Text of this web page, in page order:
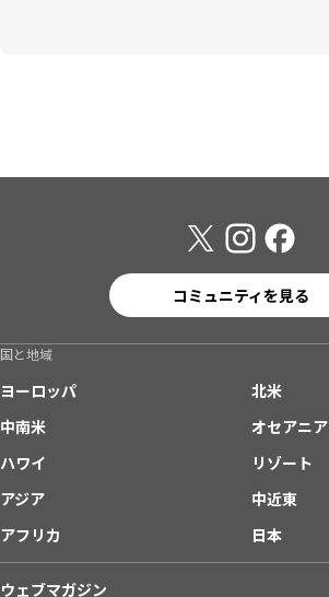
コミュニティを見る
国と地域
ヨーロッパ
北米
中南米
オセアニア
ハワイ
リゾート
アジア
中近東
アフリカ
日本
ウェブマガジン